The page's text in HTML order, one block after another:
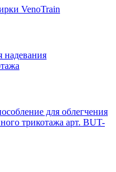
VenoTrain
надевания
для облегчения
трикотажа арт. BUT-